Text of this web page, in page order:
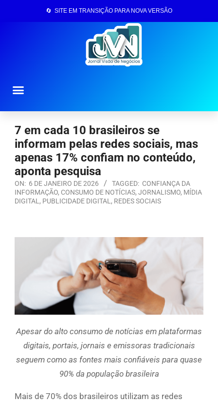
🔄 SITE EM TRANSIÇÃO PARA NOVA VERSÃO
7 em cada 10 brasileiros se
informam pelas redes sociais, mas
apenas 17% confiam no conteúdo,
aponta pesquisa
ON: 6 DE JANEIRO DE 2026 TAGGED: CONFIANÇA DA
INFORMAÇÃO, CONSUMO DE NOTÍCIAS, JORNALISMO, MÍDIA
DIGITAL , PUBLICIDADE DIGITAL , REDES SOCIAIS
Apesar do alto consumo de notícias em plataformas
digitais, portais, jornais e emissoras tradicionais
seguem como as fontes mais confiáveis para quase
90% da população brasileira
Mais de 70% dos brasileiros utilizam as redes